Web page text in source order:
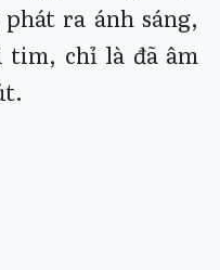
ra ánh sáng,
tim, chỉ là đã âm